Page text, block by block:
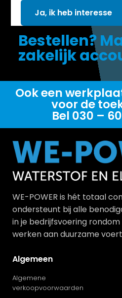
Ja, ik heb interesse
Bestellen?
zakelijk
Ook een
voor de
Bel 030 –
WE-POWER is hét totaal
ondersteunt bij alle
in je bedrijfsvoering
werken aan duurzame
Algemeen
Algemene
verkoopvoorwaarden